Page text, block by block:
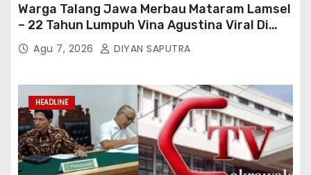
Warga Talang Jawa Merbau Mataram Lamsel
– 22 Tahun Lumpuh Vina Agustina Viral Di
Tiktok Inginkan Kursi Roda Listrik, Kepala
Perwakilan Provinsi Lampung Media
Bertindak
Agu 7, 2026 DIYAN SAPUTRA
HEADLINE